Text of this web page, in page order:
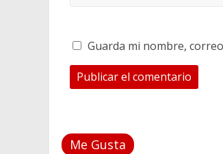
Guarda mi nombre,
Me Gusta